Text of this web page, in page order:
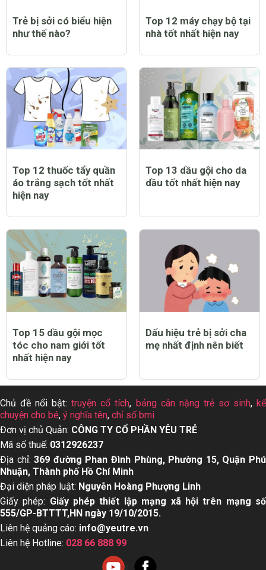
Trẻ bị sởi có biểu hiện
như thế nào?
Top 12 máy chạy bộ tại
nhà tốt nhất hiện nay
Top 12 thuốc tẩy quần
áo trắng sạch tốt nhất
hiện nay
Top 13 dầu gội cho da
dầu tốt nhất hiện nay
Top 15 dầu gội mọc
tóc cho nam giới tốt
nhất hiện nay
Dấu hiệu trẻ bị sởi cha
mẹ nhất định nên biết
Chủ đề nổi bật:truyện cổ tích, bảng cân nặng trẻ sơ sinh,kể
chuyện cho bé, ý nghĩa tên, chỉ số bmi
Đơn vị chủ Quản: CÔNG TY CỔ PHẦN YÊU TRẺ
Mã số thuế: 0312926237
Địa chỉ:369 đường Phan Đình Phùng, Phường 15, Quận Phú
Nhuận, Thành phố Hồ Chí Minh
Đại diện pháp luật: Nguyễn Hoàng Phượng Linh
Giấy phép: Giấy phép thiết lập mạng xã hội trên mạng số
555/GP-BTTTT,HN ngày 19/10/2015.
Liên hệ quảng cáo: info@yeutre.vn
Liên hệ Hotline: 028 66 888 99